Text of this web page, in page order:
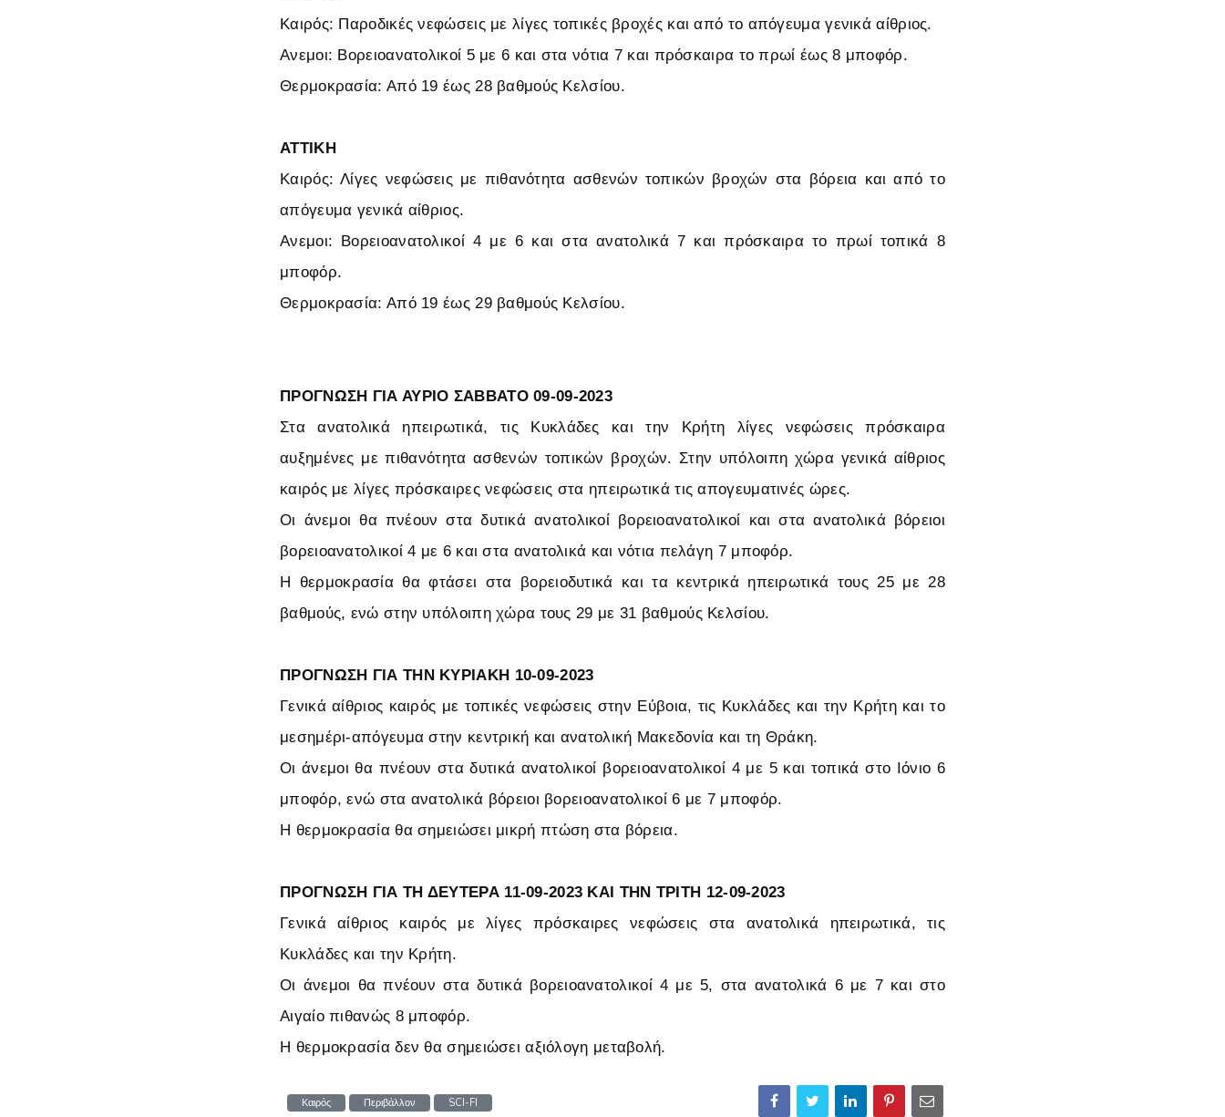
Καιρός: Παροδικές νεφώσεις με λίγες τοπικές βροχές και από το απόγευμα γενικά αίθριος.
Ανεμοι: Βορειοανατολικοί 5 με 6 και στα νότια 7 και πρόσκαιρα το πρωί έως 8 μποφόρ.
Θερμοκρασία: Από 19 έως 28 βαθμούς Κελσίου.
ΑΤΤΙΚΗ
Καιρός: Λίγες νεφώσεις με πιθανότητα ασθενών τοπικών βροχών στα βόρεια και από το
απόγευμα γενικά αίθριος.
Ανεμοι: Βορειοανατολικοί 4 με 6 και στα ανατολικά 7 και πρόσκαιρα το πρωί τοπικά 8
μποφόρ.
Θερμοκρασία: Από 19 έως 29 βαθμούς Κελσίου.
ΠΡΟΓΝΩΣΗ ΓΙΑ ΑΥΡΙΟ ΣΑΒΒΑΤΟ 09-09-2023
Στα ανατολικά ηπειρωτικά, τις Κυκλάδες και την Κρήτη λίγες νεφώσεις πρόσκαιρα
αυξημένες με πιθανότητα ασθενών τοπικών βροχών. Στην υπόλοιπη χώρα γενικά αίθριος
καιρός με λίγες πρόσκαιρες νεφώσεις στα ηπειρωτικά τις απογευματινές ώρες.
Οι άνεμοι θα πνέουν στα δυτικά ανατολικοί βορειοανατολικοί και στα ανατολικά βόρειοι
βορειοανατολικοί 4 με 6 και στα ανατολικά και νότια πελάγη 7 μποφόρ.
Η θερμοκρασία θα φτάσει στα βορειοδυτικά και τα κεντρικά ηπειρωτικά τους 25 με 28
βαθμούς, ενώ στην υπόλοιπη χώρα τους 29 με 31 βαθμούς Κελσίου.
ΠΡΟΓΝΩΣΗ ΓΙΑ ΤΗΝ ΚΥΡΙΑΚΗ 10-09-2023
Γενικά αίθριος καιρός με τοπικές νεφώσεις στην Εύβοια, τις Κυκλάδες και την Κρήτη και το
μεσημέρι-απόγευμα στην κεντρική και ανατολική Μακεδονία και τη Θράκη.
Οι άνεμοι θα πνέουν στα δυτικά ανατολικοί βορειοανατολικοί 4 με 5 και τοπικά στο Ιόνιο 6
μποφόρ, ενώ στα ανατολικά βόρειοι βορειοανατολικοί 6 με 7 μποφόρ.
Η θερμοκρασία θα σημειώσει μικρή πτώση στα βόρεια.
ΠΡΟΓΝΩΣΗ ΓΙΑ ΤΗ ΔΕΥΤΕΡΑ 11-09-2023 ΚΑΙ ΤΗΝ ΤΡΙΤΗ 12-09-2023
Γενικά αίθριος καιρός με λίγες πρόσκαιρες νεφώσεις στα ανατολικά ηπειρωτικά, τις
Κυκλάδες και την Κρήτη.
Οι άνεμοι θα πνέουν στα δυτικά βορειοανατολικοί 4 με 5, στα ανατολικά 6 με 7 και στο
Αιγαίο πιθανώς 8 μποφόρ.
Η θερμοκρασία δεν θα σημειώσει αξιόλογη μεταβολή.
Καιρός Περιβάλλον SCI-FI